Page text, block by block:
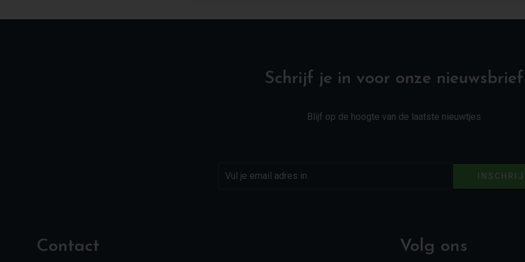
Schrijf je in voor onze nieuwsbrief
Blijf op de hoogte van de laatste nieuwtjes
Contact Volg ons